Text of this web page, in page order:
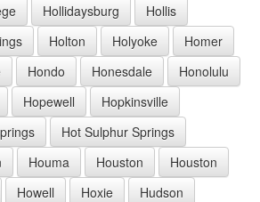
Hollidaysburg
Hollis
Holton Holyoke
Homer
Hondo Honesdale
Honolulu
Hopewell
Hopkinsville
Hot Sulphur Springs
Houma Houston
Houston
Howell Hoxie
Hudson